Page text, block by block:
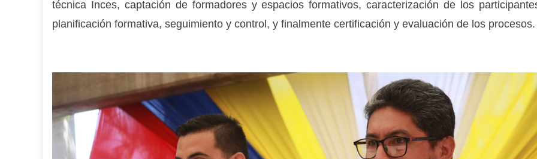
técnica Inces, captación de formadores y espacios formativos, caracterización de los
planificación formativa, seguimiento y control, y finalmente certificación y evaluación de los procesos.